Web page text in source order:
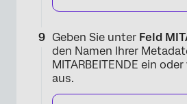
Geben Sie unter Feld
den Namen Ihrer
MITARBEITENDE ein
aus.